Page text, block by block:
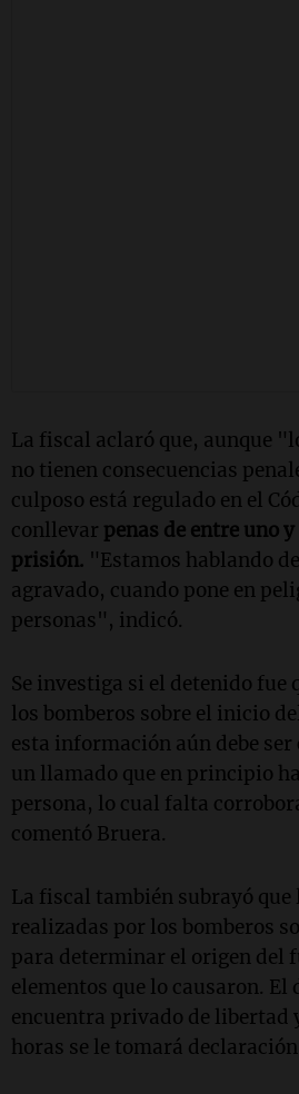
La fiscal aclaró que, aunque
no tienen consecuencias
culposo está regulado en el
conllevar penas de entre uno
prisión. "Estamos hablando
agravado, cuando pone en
personas", indicó.
Se investiga si el detenido fue
los bomberos sobre el inicio
esta información aún debe
un llamado que en principio
persona, lo cual falta
comentó Bruera.
La fiscal también subrayó que
realizadas por los bomberos
para determinar el origen del
elementos que lo causaron. El
encuentra privado de libertad
horas se le tomará